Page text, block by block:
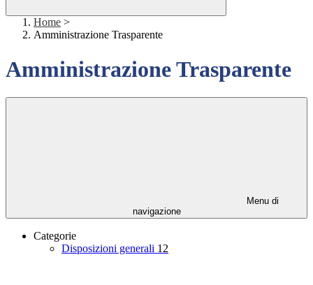
Home >
Amministrazione Trasparente
Amministrazione Trasparente
Menu di
navigazione
Categorie
Disposizioni generali 12